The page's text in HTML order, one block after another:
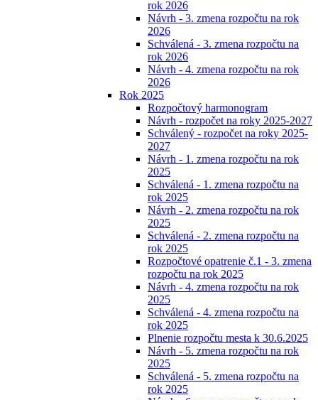
rok 2026
Návrh - 3. zmena rozpočtu na rok
2026
Schválená - 3. zmena rozpočtu na
rok 2026
Návrh - 4. zmena rozpočtu na rok
2026
Rok 2025
Rozpočtový harmonogram
Návrh - rozpočet na roky 2025-2027
Schválený - rozpočet na roky 2025-
2027
Návrh - 1. zmena rozpočtu na rok
2025
Schválená - 1. zmena rozpočtu na
rok 2025
Návrh - 2. zmena rozpočtu na rok
2025
Schválená - 2. zmena rozpočtu na
rok 2025
Rozpočtové opatrenie č.1 - 3. zmena
rozpočtu na rok 2025
Návrh - 4. zmena rozpočtu na rok
2025
Schválená - 4. zmena rozpočtu na
rok 2025
Plnenie rozpočtu mesta k 30.6.2025
Návrh - 5. zmena rozpočtu na rok
2025
Schválená - 5. zmena rozpočtu na
rok 2025